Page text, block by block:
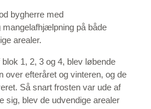
bygherre med
mangelafhjælpning på både
arealer.
1, 2, 3 og 4, blev løbende
over efteråret og vinteren, og de
Så snart frosten var ude af
sig, blev de udvendige arealer